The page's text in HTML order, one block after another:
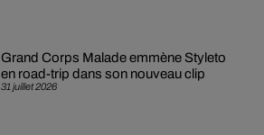
31 juillet 2026
Grand Corps Malade emmène Styleto
en road-trip dans son nouveau clip